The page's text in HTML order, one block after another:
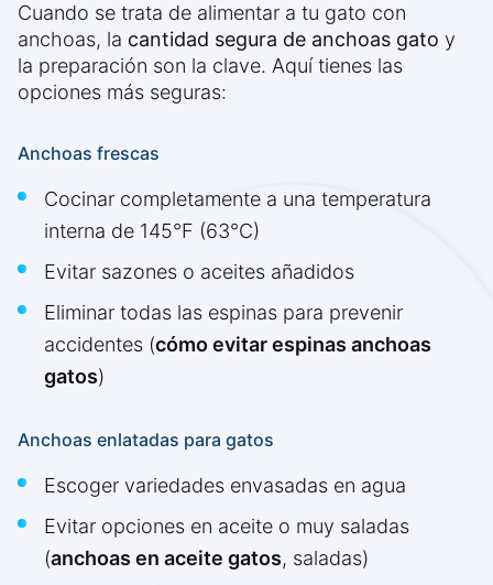
Cuando se trata de alimentar a tu gato con
anchoas, la cantidad segura de anchoas gato y
la preparación son la clave. Aquí tienes las
opciones más seguras:
Anchoas frescas
Cocinar completamente a una temperatura
interna de 145°F (63°C)
Evitar sazones o aceites añadidos
Eliminar todas las espinas para prevenir
accidentes (cómo evitar espinas anchoas
gatos)
Anchoas enlatadas para gatos
Escoger variedades envasadas en agua
Evitar opciones en aceite o muy saladas
(anchoas en aceite gatos, saladas)